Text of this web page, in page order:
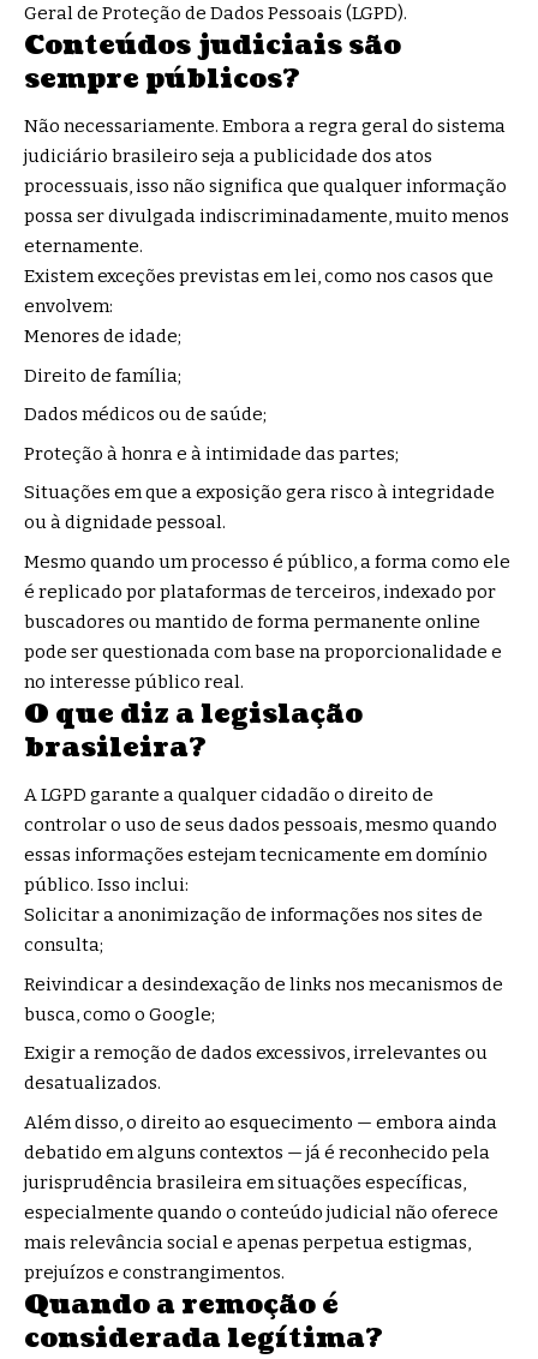
Geral de Proteção de Dados Pessoais (LGPD).
Conteúdos judiciais são
sempre públicos?
Não necessariamente. Embora a regra geral do sistema
judiciário brasileiro seja a publicidade dos atos
processuais, isso não significa que qualquer informação
possa ser divulgada indiscriminadamente, muito menos
eternamente.
Existem exceções previstas em lei, como nos casos que
envolvem:
Menores de idade;
Direito de família;
Dados médicos ou de saúde;
Proteção à honra e à intimidade das partes;
Situações em que a exposição gera risco à integridade
ou à dignidade pessoal.
Mesmo quando um processo é público, a forma como ele
é replicado por plataformas de terceiros, indexado por
buscadores ou mantido de forma permanente online
pode ser questionada com base na proporcionalidade e
no interesse público real.
O que diz a legislação
brasileira?
A LGPD garante a qualquer cidadão o direito de
controlar o uso de seus dados pessoais, mesmo quando
essas informações estejam tecnicamente em domínio
público. Isso inclui:
Solicitar a anonimização de informações nos sites de
consulta;
Reivindicar a desindexação de links nos mecanismos de
busca, como o Google;
Exigir a remoção de dados excessivos, irrelevantes ou
desatualizados.
Além disso, o direito ao esquecimento — embora ainda
debatido em alguns contextos — já é reconhecido pela
jurisprudência brasileira em situações específicas,
especialmente quando o conteúdo judicial não oferece
mais relevância social e apenas perpetua estigmas,
prejuízos e constrangimentos.
Quando a remoção é
considerada legítima?